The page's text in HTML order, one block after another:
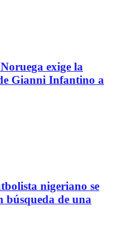
exige la
Gianni Infantino a
nigeriano se
búsqueda de una